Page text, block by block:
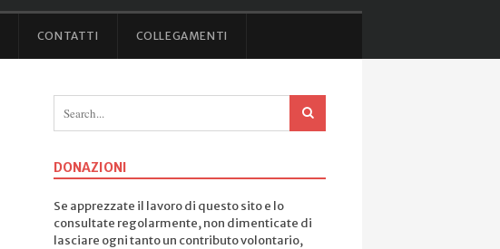
CONTATTI COLLEGAMENTI
DONAZIONI
Se apprezzate il lavoro di questo sito e lo
consultate regolarmente, non dimenticate di
lasciare ogni tanto un contributo volontario,